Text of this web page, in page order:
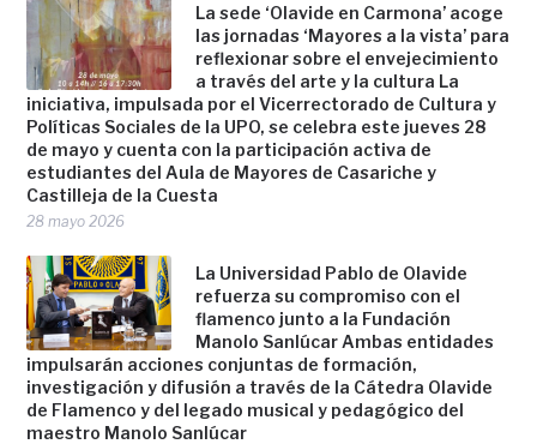
La sede ‘Olavide en Carmona’ acoge
las jornadas ‘Mayores a la vista’ para
reflexionar sobre el envejecimiento
a través del arte y la cultura La
iniciativa, impulsada por el Vicerrectorado de Cultura y
Políticas Sociales de la UPO, se celebra este jueves 28
de mayo y cuenta con la participación activa de
estudiantes del Aula de Mayores de Casariche y
Castilleja de la Cuesta
28 mayo 2026
La Universidad Pablo de Olavide
refuerza su compromiso con el
flamenco junto a la Fundación
Manolo Sanlúcar Ambas entidades
impulsarán acciones conjuntas de formación,
investigación y difusión a través de la Cátedra Olavide
de Flamenco y del legado musical y pedagógico del
maestro Manolo Sanlúcar